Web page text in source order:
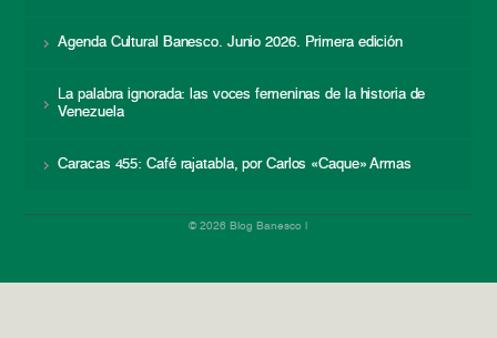
Agenda Cultural Banesco. Junio 2026. Primera edición
La palabra ignorada: las voces femeninas de la historia de
Venezuela
Caracas 455: Café rajatabla, por Carlos «Caque» Armas
© 2026 Blog Banesco |